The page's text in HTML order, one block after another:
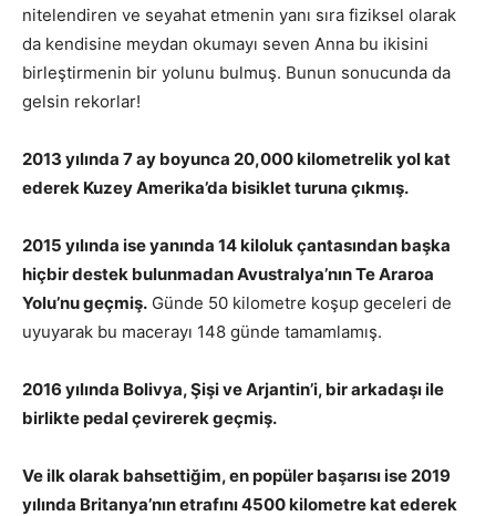
nitelendiren ve seyahat etmenin yanı sıra fiziksel olarak
da kendisine meydan okumayı seven Anna bu ikisini
birleştirmenin bir yolunu bulmuş. Bunun sonucunda da
gelsin rekorlar!
2013 yılında 7 ay boyunca 20,000 kilometrelik yol kat
ederek Kuzey Amerika’da bisiklet turuna çıkmış.
2015 yılında ise yanında 14 kiloluk çantasından başka
hiçbir destek bulunmadan Avustralya’nın Te Araroa
Yolu’nu geçmiş. Günde 50 kilometre koşup geceleri de
uyuyarak bu macerayı 148 günde tamamlamış.
2016 yılında Bolivya, Şişi ve Arjantin’i, bir arkadaşı ile
birlikte pedal çevirerek geçmiş.
Ve ilk olarak bahsettiğim, en popüler başarısı ise 2019
yılında Britanya’nın etrafını 4500 kilometre kat ederek